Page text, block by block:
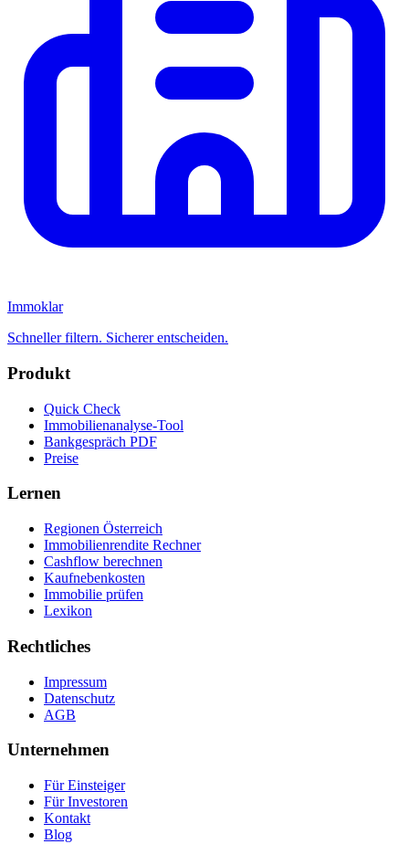
Immoklar
Schneller filtern. Sicherer entscheiden.
Produkt
Quick Check
Immobilienanalyse-Tool
Bankgespräch PDF
Preise
Lernen
Regionen Österreich
Immobilienrendite Rechner
Cashflow berechnen
Kaufnebenkosten
Immobilie prüfen
Lexikon
Rechtliches
Impressum
Datenschutz
AGB
Unternehmen
Für Einsteiger
Für Investoren
Kontakt
Blog